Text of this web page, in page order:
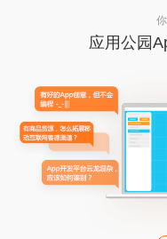
应用公园